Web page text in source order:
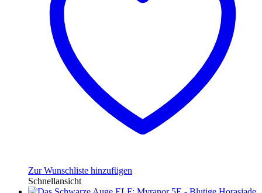
Zur Wunschliste hinzufügen
Schnellansicht